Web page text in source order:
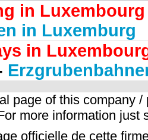
in Luxembourg
in Luxemburg
in
page of this company
more information just
officielle de cette